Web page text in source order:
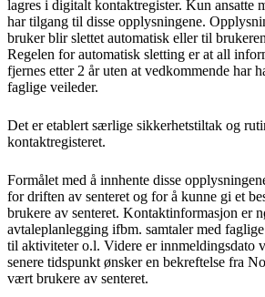
lagres i digitalt kontaktregister. Kun ansatte
har tilgang til disse opplysningene.
bruker blir slettet automatisk eller til
Regelen for automatisk sletting er at all
fjernes etter 2 år uten at vedkommende har
faglige veileder.
Det er etablert særlige sikkerhetstiltak og
kontaktregisteret.
Formålet med å innhente disse
for driften av senteret og for å kunne gi et
brukere av senteret. Kontaktinformasjon er
avtaleplanlegging ifbm. samtaler med
til aktiviteter o.l. Videre er innmeldingsdato
senere tidspunkt ønsker en bekreftelse fra
vært brukere av senteret.